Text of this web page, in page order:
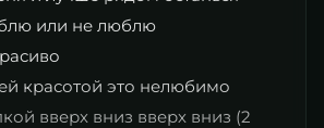
или не люблю
красотой это нелюбимо
вверх вниз вверх вниз (2